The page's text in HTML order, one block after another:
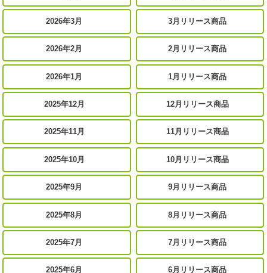
2026年3月 3月リリース商品
2026年2月 2月リリース商品
2026年1月 1月リリース商品
2025年12月 12月リリース商品
2025年11月 11月リリース商品
2025年10月 10月リリース商品
2025年9月 9月リリース商品
2025年8月 8月リリース商品
2025年7月 7月リリース商品
2025年6月 6月リリース商品